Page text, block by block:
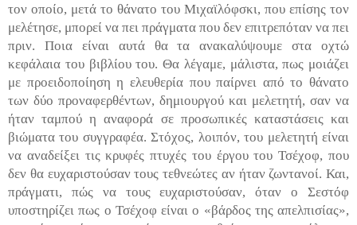
τον οποίο, μετά το θάνατο του Μιχαϊλόφσκι, που επίσης τον
μελέτησε, μπορεί να πει πράγματα που δεν επιτρεπόταν να πει
πριν. Ποια είναι αυτά θα τα ανακαλύψουμε στα οχτώ
κεφάλαια του βιβλίου του. Θα λέγαμε, μάλιστα, πως μοιάζει
με προειδοποίηση η ελευθερία που παίρνει από το θάνατο
των δύο προναφερθέντων, δημιουργού και μελετητή, σαν να
ήταν ταμπού η αναφορά σε προσωπικές καταστάσεις και
βιώματα του συγγραφέα. Στόχος, λοιπόν, του μελετητή είναι
να αναδείξει τις κρυφές πτυχές του έργου του Τσέχοφ, που
δεν θα ευχαριστούσαν τους τεθνεώτες αν ήταν ζωντανοί. Και,
πράγματι, πώς να τους ευχαριστούσαν, όταν ο Σεστόφ
υποστηρίζει πως ο Τσέχοφ είναι ο «βάρδος της απελπισίας»,